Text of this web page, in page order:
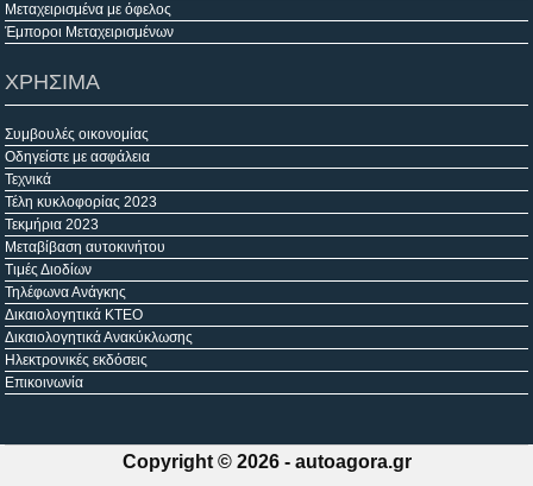
Μεταχειρισμένα με όφελος
Έμποροι Μεταχειρισμένων
ΧΡΗΣΙΜΑ
Συμβουλές οικονομίας
Οδηγείστε με ασφάλεια
Τεχνικά
Τέλη κυκλοφορίας 2023
Τεκμήρια 2023
Μεταβίβαση αυτοκινήτου
Τιμές Διοδίων
Τηλέφωνα Ανάγκης
Δικαιολογητικά ΚΤΕΟ
Δικαιολογητικά Ανακύκλωσης
Ηλεκτρονικές εκδόσεις
Επικοινωνία
Copyright © 2026 - autoagora.gr